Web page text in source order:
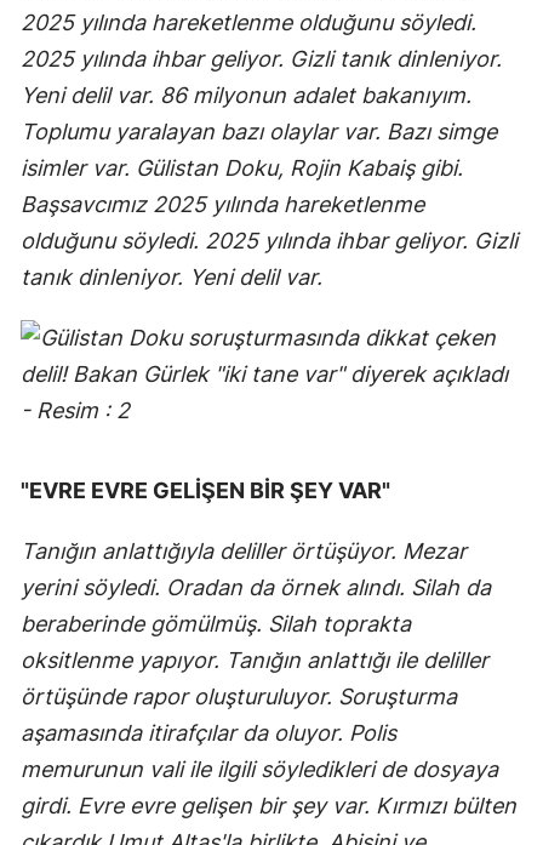
2025 yılında hareketlenme olduğunu söyledi.
2025 yılında ihbar geliyor. Gizli tanık dinleniyor.
Yeni delil var. 86 milyonun adalet bakanıyım.
Toplumu yaralayan bazı olaylar var. Bazı simge
isimler var. Gülistan Doku, Rojin Kabaiş gibi.
Başsavcımız 2025 yılında hareketlenme
olduğunu söyledi. 2025 yılında ihbar geliyor. Gizli
tanık dinleniyor. Yeni delil var.
"EVRE EVRE GELİŞEN BİR ŞEY VAR"
Tanığın anlattığıyla deliller örtüşüyor. Mezar
yerini söyledi. Oradan da örnek alındı. Silah da
beraberinde gömülmüş. Silah toprakta
oksitlenme yapıyor. Tanığın anlattığı ile deliller
örtüşünde rapor oluşturuluyor. Soruşturma
aşamasında itirafçılar da oluyor. Polis
memurunun vali ile ilgili söyledikleri de dosyaya
girdi. Evre evre gelişen bir şey var. Kırmızı bülten